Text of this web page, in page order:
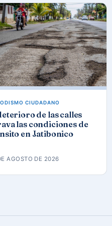
CIUDADANO
de las calles
las condiciones de
en Jatibonico
AGOSTO DE 2026